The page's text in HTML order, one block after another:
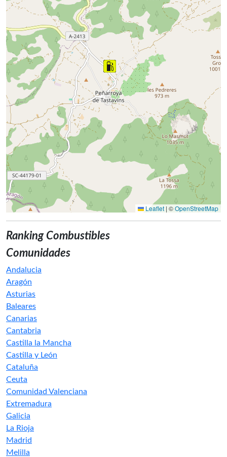
Leaflet | ©OpenStreetMap
Ranking Combustibles
Comunidades
Andalucia
Aragón
Asturias
Baleares
Canarias
Cantabria
Castilla la Mancha
Castilla y León
Cataluña
Ceuta
Comunidad Valenciana
Extremadura
Galicia
La Rioja
Madrid
Melilla